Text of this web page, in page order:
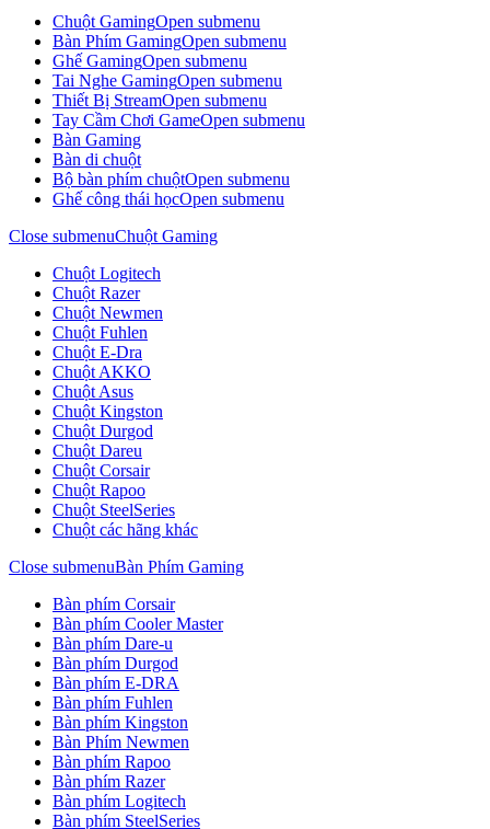
Chuột GamingOpen submenu
Bàn Phím GamingOpen submenu
Ghế GamingOpen submenu
Tai Nghe GamingOpen submenu
Thiết Bị StreamOpen submenu
Tay Cầm Chơi GameOpen submenu
Bàn Gaming
Bàn di chuột
Bộ bàn phím chuộtOpen submenu
Ghế công thái họcOpen submenu
Close submenuChuột Gaming
Chuột Logitech
Chuột Razer
Chuột Newmen
Chuột Fuhlen
Chuột E-Dra
Chuột AKKO
Chuột Asus
Chuột Kingston
Chuột Durgod
Chuột Dareu
Chuột Corsair
Chuột Rapoo
Chuột SteelSeries
Chuột các hãng khác
Close submenuBàn Phím Gaming
Bàn phím Corsair
Bàn phím Cooler Master
Bàn phím Dare-u
Bàn phím Durgod
Bàn phím E-DRA
Bàn phím Fuhlen
Bàn phím Kingston
Bàn Phím Newmen
Bàn phím Rapoo
Bàn phím Razer
Bàn phím Logitech
Bàn phím SteelSeries